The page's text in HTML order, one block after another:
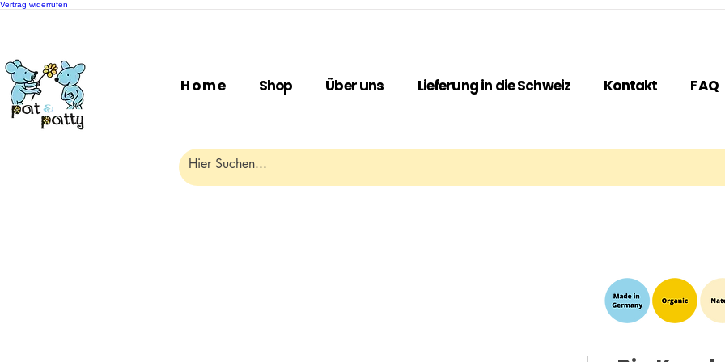
Vertrag widerrufen
H o m e Shop Über uns Lieferung in die Schweiz Kontakt FAQ